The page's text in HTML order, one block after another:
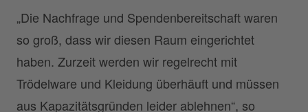
„Die Nachfrage und Spendenbereitschaft waren
so groß, dass wir diesen Raum eingerichtet
haben. Zurzeit werden wir regelrecht mit
Trödelware und Kleidung überhäuft und müssen
aus Kapazitätsgründen leider ablehnen“, so